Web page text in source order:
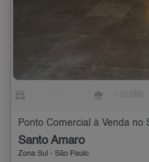
Ponto Comercial à Venda no
Santo Amaro
Zona Sul - São Paulo